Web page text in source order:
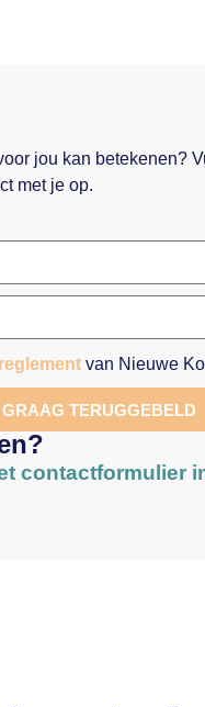
jou kan betekenen?
met je op.
van Nieuwe
TERUGGEBELD
contactformulier